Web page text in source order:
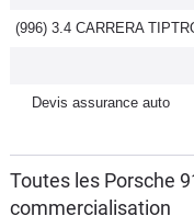
Forum
(996) 3.4 CARRERA
Devis assurance auto
Toutes les Porsche
commercialisation